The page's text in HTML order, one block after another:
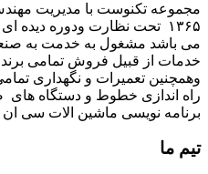
مجموعه تکنوست با مدیریت
۱۳۶۵ تحت نظارت ودوره
می باشد مشغول به خدمت به
خدمات از قبیل فروش تمامی
وهمچنین تعمیرات و نگهداری
راه اندازی خطوط و دستگاه های
برنامه نویسی ماشین الات سی
تیم ما